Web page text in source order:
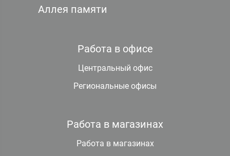
Аллея памяти
Работа в офисе
Центральный офис
Региональные офисы
Работа в магазинах
Работа в магазинах